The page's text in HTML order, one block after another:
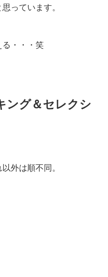
っています。
る・・・笑
ング＆セレクシ
外は順不同。